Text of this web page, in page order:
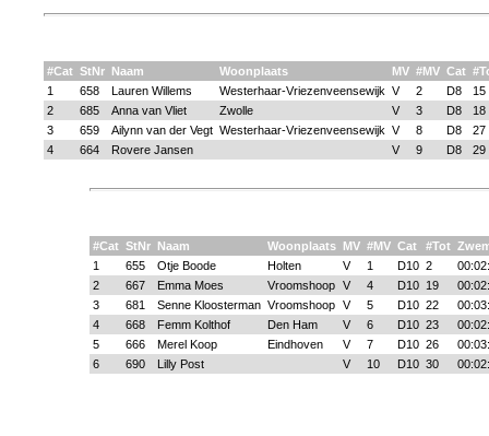
#Cat StNr Naam Woonplaats MV #MV Cat
1
658 Lauren Willems Westerhaar-Vriezenveensewijk V 2 D8
15
2
685 Anna van Vliet Zwolle V 3 D8
18
3
659 Ailynn van der Vegt Westerhaar-Vriezenveensewijk V 8 D8
27
4
664 Rovere Jansen V 9 D8 29
#Cat StNr Naam Woonplaats MV #MV Cat #Tot
1
655 Otje Boode Holten V 1 D10 2
2
667 Emma Moes Vroomshoop V 4 D10 19
3
681 Senne Kloosterman Vroomshoop V 5 D10 22
4
668 Femm Kolthof Den Ham V 6 D10 23
5
666 Merel Koop Eindhoven V 7 D10 26
6
690 Lilly Post V 10 D10 30